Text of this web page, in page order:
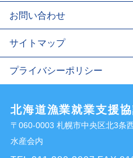
お問い合わせ
サイトマップ
プライバシーポリシー
北海道漁業就業支援
〒060-0003 札幌市中央区北3条
水産会内